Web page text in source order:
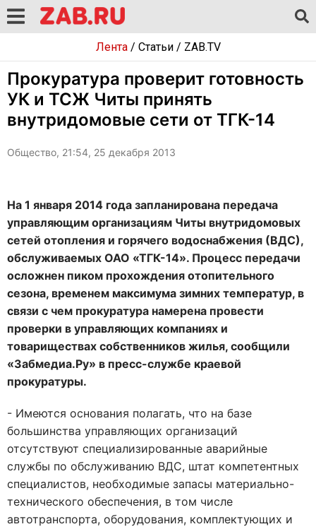
Лента/ Статьи/ ZAB.TV
Прокуратура проверит готовность
УК и ТСЖ Читы принять
внутридомовые сети от ТГК-14
Общество, 21:54, 25 декабря 2013
На 1 января 2014 года запланирована передача
управляющим организациям Читы внутридомовых
сетей отопления и горячего водоснабжения (ВДС),
обслуживаемых ОАО «ТГК-14». Процесс передачи
осложнен пиком прохождения отопительного
сезона, временем максимума зимних температур, в
связи с чем прокуратура намерена провести
проверки в управляющих компаниях и
товариществах собственников жилья, сообщили
«Забмедиа.Ру» в пресс-службе краевой
прокуратуры.
- Имеются основания полагать, что на базе
большинства управляющих организаций
отсутствуют специализированные аварийные
службы по обслуживанию ВДС, штат компетентных
специалистов, необходимые запасы материально-
технического обеспечения, в том числе
автотранспорта, оборудования, комплектующих и